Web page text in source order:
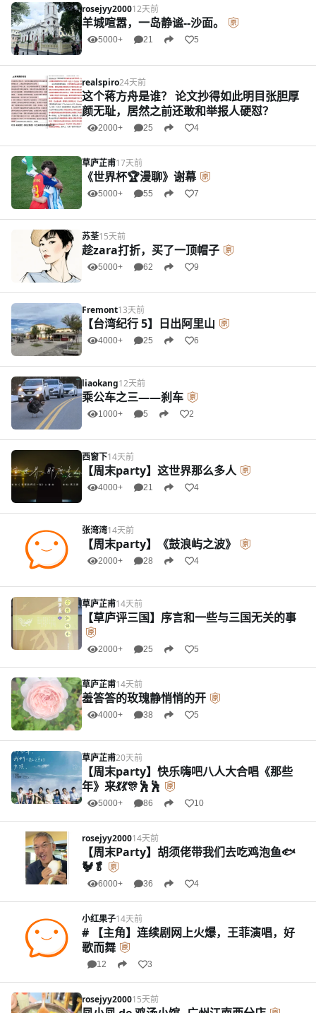
rosejyy200012天前
羊城喧嚣，一岛静谧--沙面。
5000+ 21 5
realspiro24天前
这个蒋方舟是谁？ 论文抄得如此明目张胆厚
颜无耻，居然之前还敢和举报人硬怼？
2000+ 25 4
草庐芷甫17天前
《世界杯🏆漫聊》谢幕
5000+ 55 7
苏荃15天前
趁zara打折，买了一顶帽子
5000+ 62 9
Fremont13天前
【台湾纪行 5】日出阿里山
4000+ 25 6
liaokang12天前
乘公车之三——刹车
1000+ 5 2
西窗下14天前
【周末party】这世界那么多人
4000+ 21 4
张湾湾14天前
【周末party】《鼓浪屿之波》
2000+ 28 4
草庐芷甫14天前
【草庐评三国】序言和一些与三国无关的事
2000+ 25 5
草庐芷甫14天前
羞答答的玫瑰静悄悄的开
4000+ 38 5
草庐芷甫20天前
【周末party】快乐嗨吧八人大合唱《那些
年》来💃💃🎊🕺🕺
5000+ 86 10
rosejyy200014天前
【周末Party】胡须佬带我们去吃鸡泡鱼🐟
🐓🥬
6000+ 36 4
小红果子14天前
# 【主角】连续剧网上火爆，王菲演唱，好
歌而舞
12 3
rosejyy200015天前